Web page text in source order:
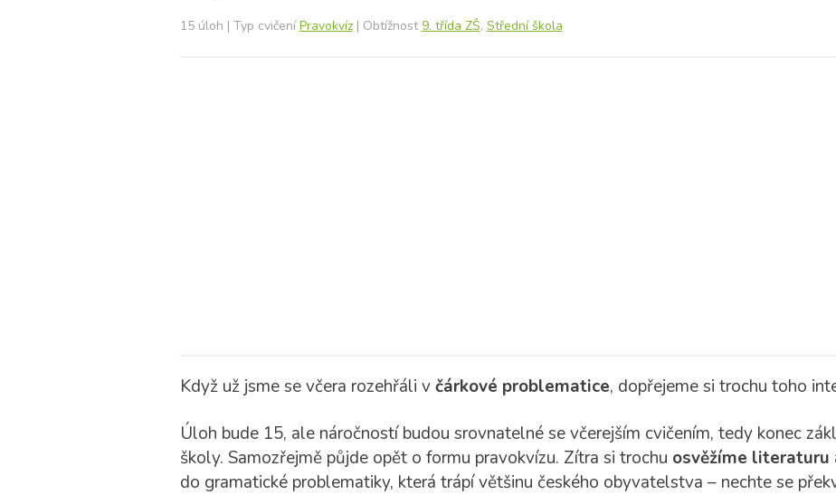
15 úloh | Typ cvičeníPravokvíz| Obtížnost 9. třída ZŠ, Střední škola
Když už jsme se včera rozehřáli včárkové problematice, dopřejeme si trochu toho
Úloh bude 15, ale náročností budou srovnatelné se včerejším cvičením, tedy konec
školy. Samozřejmě půjde opět o formu pravokvízu. Zítra si trochu osvěžíme literaturu
do gramatické problematiky, která trápí většinu českého obyvatelstva – nechte se